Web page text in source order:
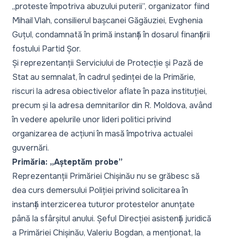
„proteste împotriva abuzului puterii”, organizator fiind
Mihail Vlah, consilierul bașcanei Găgăuziei, Evghenia
Guțul, condamnată în primă instanță în dosarul finanțării
fostului Partid Șor.
Și reprezentanții Serviciului de Protecție și Pază de
Stat au semnalat, în cadrul ședinței de la Primărie,
riscuri la adresa obiectivelor aflate în paza instituției,
precum și la adresa demnitarilor din R. Moldova, având
în vedere apelurile unor lideri politici privind
organizarea de acțiuni în masă împotriva actualei
guvernări.
Primăria: „Așteptăm probe”
Reprezentanții Primăriei Chișinău nu se grăbesc să
dea curs demersului Poliției privind solicitarea în
instanță interzicerea tuturor protestelor anunțate
până la sfârșitul anului. Șeful Direcției asistență juridică
a Primăriei Chișinău, Valeriu Bogdan, a menționat, la